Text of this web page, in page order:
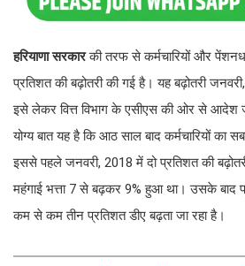
हरियाणा सरकारकी तरफ से कर्मचारियों और
प्रतिशत की बढ़ोतरी की गई है। यह बढ़ोतरी
इसे लेकर वित्त विभाग के एसीएस की ओर से आदेश
योग्य बात यह है कि आठ साल बाद कर्मचारियों का
इससे पहले जनवरी, 2018 में दो प्रतिशत की
महंगाई भत्ता 7 से बढ़कर 9% हुआ था। उसके बाद
कम से कम तीन प्रतिशत डीए बढ़ता जा रहा है।